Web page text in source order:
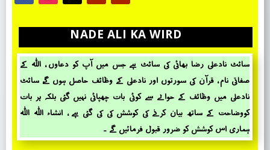
NADE ALI KA WIRD
سائٹ نادعلی رضا بھائی کی سائٹ ہے جس میں آپ کو دعاوں ، اللہ کے
صفاتی نام ، قرآن کی سورتوں اور نادعلی کے وظائف حاصل ہوں گے، سائٹ
نادعلی میں وظائف کے حؤالے سے کوئی بات چھپائی نہیں گئی بلکہ ہر بات
کووضاحت کے ساتھ بیان کرنے کی کوشش کی کی گئی ہے ، انشاء اللہ اللہ
ہماری اس کوشش کو ضرور قبول فرمائیں گے ۔